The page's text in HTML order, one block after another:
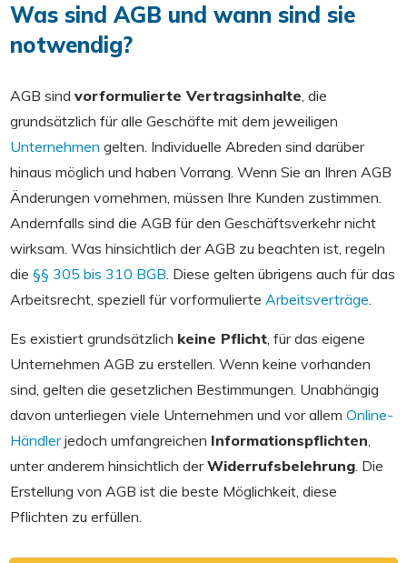
Was sind AGB und wann sind sie
notwendig?
AGB sind vorformulierte Vertragsinhalte, die
grundsätzlich für alle Geschäfte mit dem jeweiligen
Unternehmen gelten. Individuelle Abreden sind darüber
hinaus möglich und haben Vorrang. Wenn Sie an Ihren AGB
Änderungen vornehmen, müssen Ihre Kunden zustimmen.
Andernfalls sind die AGB für den Geschäftsverkehr nicht
wirksam. Was hinsichtlich der AGB zu beachten ist, regeln
die §§ 305 bis 310 BGB. Diese gelten übrigens auch für das
Arbeitsrecht, speziell für vorformulierte Arbeitsverträge.
Es existiert grundsätzlich keine Pflicht, für das eigene
Unternehmen AGB zu erstellen. Wenn keine vorhanden
sind, gelten die gesetzlichen Bestimmungen. Unabhängig
davon unterliegen viele Unternehmen und vor allem Online-
Händlerjedoch umfangreichen Informationspflichten,
unter anderem hinsichtlich derWiderrufsbelehrung. Die
Erstellung von AGB ist die beste Möglichkeit, diese
Pflichten zu erfüllen.